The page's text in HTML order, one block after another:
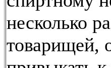
несколько
товарищей,